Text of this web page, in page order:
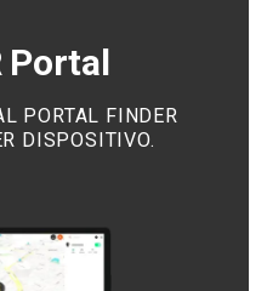
Portal
PORTAL FINDER
DISPOSITIVO.